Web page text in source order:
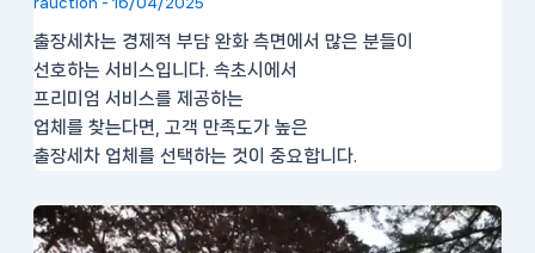
rauction - 16/04/2025
출장세차는 경제적 부담 완화 측면에서 많은 분들이
선호하는 서비스입니다. 속초시에서
프리미엄 서비스를 제공하는
업체를 찾는다면, 고객 만족도가 높은
출장세차 업체를 선택하는 것이 중요합니다.